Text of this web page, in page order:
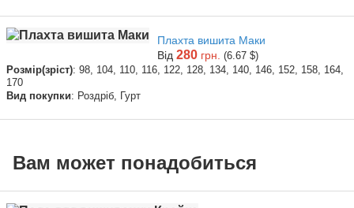
Плахта вишита Маки
Від 280 грн. (6.67 $)
Розмір(зріст): 98, 104, 110, 116, 122, 128, 134, 140, 146, 152, 158, 164,
170
Вид покупки: Роздріб, Гурт
Вам может понадобиться